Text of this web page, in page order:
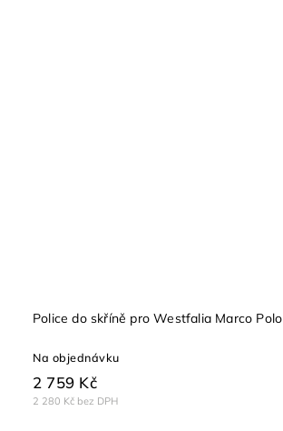
Police do skříně pro Westfalia Marco Polo
Na objednávku
2 280 Kč bez DPH
2 759 Kč